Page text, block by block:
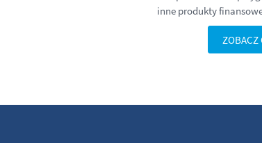
inne produkty
ZOBACZ